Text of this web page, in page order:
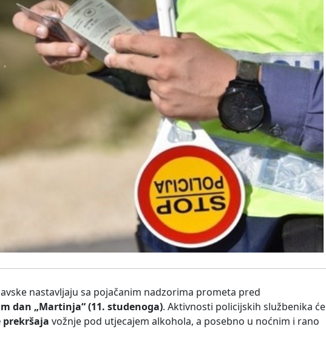
nastavljaju sa pojačanim nadzorima prometa pred
dan „Martinja“ (11. studenoga). Aktivnosti policijskih službenika će
prekršaja vožnje pod utjecajem alkohola, a posebno u noćnim i rano